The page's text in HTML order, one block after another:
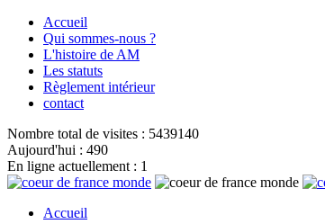
Accueil
Qui sommes-nous ?
L'histoire de AM
Les statuts
Règlement intérieur
contact
Nombre total de visites : 5439140
Aujourd'hui : 490
En ligne actuellement : 1
Accueil